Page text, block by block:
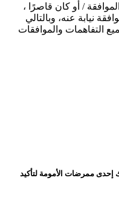
/ أو كان قاصرًا ،
نيابة عنه، وبالتالي
التفاهمات والموافقات
إحدى ممرضات الأمومة لتأكيد